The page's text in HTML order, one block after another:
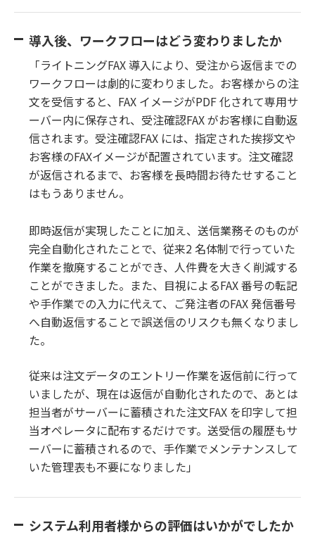
導入後、ワークフローはどう変わりましたか
「ライトニングFAX 導入により、受注から返信までの
ワークフローは劇的に変わりました。お客様からの注
文を受信すると、FAX イメージがPDF 化されて専用サ
ーバー内に保存され、受注確認FAX がお客様に自動返
信されます。受注確認FAX には、指定された挨拶文や
お客様のFAXイメージが配置されています。注文確認
が返信されるまで、お客様を長時間お待たせすること
はもうありません。
即時返信が実現したことに加え、送信業務そのものが
完全自動化されたことで、従来2 名体制で行っていた
作業を撤廃することができ、人件費を大きく削減する
ことができました。また、目視によるFAX 番号の転記
や手作業での入力に代えて、ご発注者のFAX 発信番号
へ自動返信することで誤送信のリスクも無くなりまし
た。
従来は注文データのエントリー作業を返信前に行って
いましたが、現在は返信が自動化されたので、あとは
担当者がサーバーに蓄積された注文FAX を印字して担
当オペレータに配布するだけです。送受信の履歴もサ
ーバーに蓄積されるので、手作業でメンテナンスして
いた管理表も不要になりました」
システム利用者様からの評価はいかがでしたか